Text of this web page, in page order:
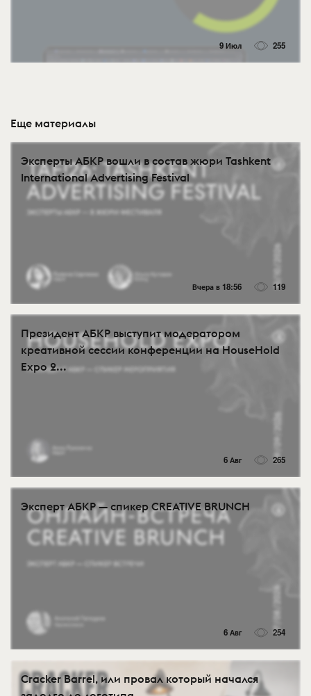
9 Июл 255
Еще материалы
Эксперты АБКР вошли в состав жюри Tashkent
International Advertising Festival
Вчера в 18:56 119
Президент АБКР выступит модератором
креативной сессии конференции на HouseHold
Expo 2...
6 Авг 265
Эксперт АБКР — спикер CREATIVE BRUNCH
6 Авг 254
Cracker Barrel, или провал который начался